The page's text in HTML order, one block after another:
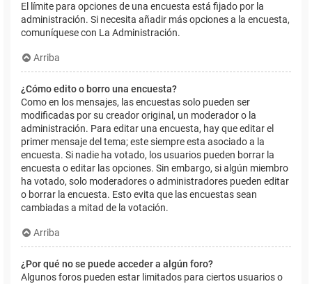
El límite para opciones de una encuesta está fijado por la
administración. Si necesita añadir más opciones a la encuesta,
comuníquese con La Administración.
Arriba
¿Cómo edito o borro una encuesta?
Como en los mensajes, las encuestas solo pueden ser
modificadas por su creador original, un moderador o la
administración. Para editar una encuesta, hay que editar el
primer mensaje del tema; este siempre esta asociado a la
encuesta. Si nadie ha votado, los usuarios pueden borrar la
encuesta o editar las opciones. Sin embargo, si algún miembro
ha votado, solo moderadores o administradores pueden editar
o borrar la encuesta. Esto evita que las encuestas sean
cambiadas a mitad de la votación.
Arriba
¿Por qué no se puede acceder a algún foro?
Algunos foros pueden estar limitados para ciertos usuarios o